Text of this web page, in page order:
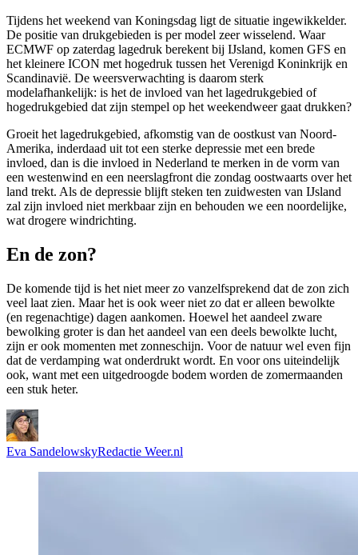
Tijdens het weekend van Koningsdag ligt de situatie ingewikkelder.
De positie van drukgebieden is per model zeer wisselend. Waar
ECMWF op zaterdag lagedruk berekent bij IJsland, komen GFS en
het kleinere ICON met hogedruk tussen het Verenigd Koninkrijk en
Scandinavië. De weersverwachting is daarom sterk
modelafhankelijk: is het de invloed van het lagedrukgebied of
hogedrukgebied dat zijn stempel op het weekendweer gaat drukken?
Groeit het lagedrukgebied, afkomstig van de oostkust van Noord-
Amerika, inderdaad uit tot een sterke depressie met een brede
invloed, dan is die invloed in Nederland te merken in de vorm van
een westenwind en een neerslagfront die zondag oostwaarts over het
land trekt. Als de depressie blijft steken ten zuidwesten van IJsland
zal zijn invloed niet merkbaar zijn en behouden we een noordelijke,
wat drogere windrichting.
En de zon?
De komende tijd is het niet meer zo vanzelfsprekend dat de zon zich
veel laat zien. Maar het is ook weer niet zo dat er alleen bewolkte
(en regenachtige) dagen aankomen. Hoewel het aandeel zware
bewolking groter is dan het aandeel van een deels bewolkte lucht,
zijn er ook momenten met zonneschijn. Voor de natuur wel even fijn
dat de verdamping wat onderdrukt wordt. En voor ons uiteindelijk
ook, want met een uitgedroogde bodem worden de zomermaanden
een stuk heter.
Eva SandelowskyRedactie Weer.nl